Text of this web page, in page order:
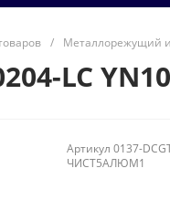
/ Металлорежущий
LC
Артикул0137-
ЧИСТ5АЛЮМ1